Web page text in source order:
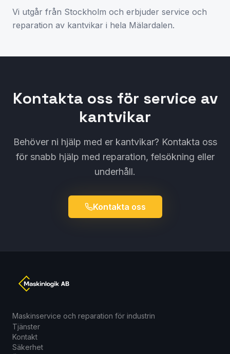
Vi utgår från Stockholm och erbjuder service och
reparation av kantvikar i hela Mälardalen.
Kontakta oss för service av
kantvikar
Behöver ni hjälp med er kantvikar? Kontakta oss
för snabb hjälp med reparation, felsökning eller
underhåll.
Kontakta oss
Maskinservice och reparation för industrin
Tjänster
Kontakt
Säkerhet